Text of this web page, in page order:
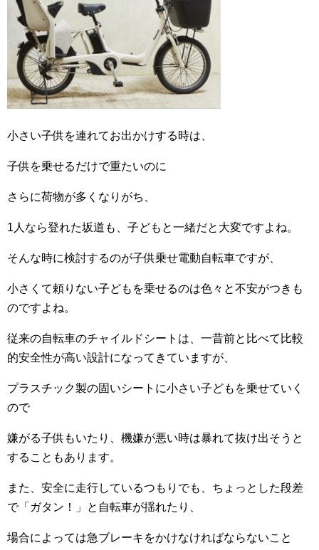
小さい子供を連れてお出かけする時は、
子供を乗せるだけで重たいのに
さらに荷物が多くなりがち、
1人なら登れた坂道も、子どもと一緒だと大変ですよね。
そんな時に検討するのが子供乗せ電動自転車ですが、
小さくて頼りない子どもを乗せるのは色々と不安がつきも
のですよね。
従来の自転車のチャイルドシートは、一昔前と比べて比較
的安全性が高い設計になってきていますが、
プラスチック製の固いシートに小さい子どもを乗せていく
ので
嫌がる子供もいたり、機嫌が悪い時は暴れて抜け出そうと
することもあります。
また、安全に走行しているつもりでも、ちょっとした段差
で「ガタン！」と自転車が揺れたり、
場合によっては急ブレーキをかけなければならないこと